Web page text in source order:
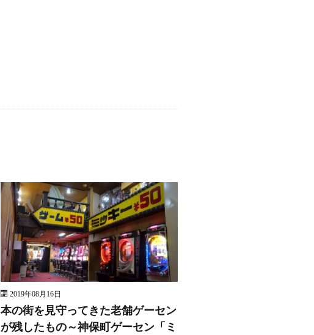
2019年08月16日
本の街を見守ってきた老舗ゲーセン
が残したもの～神保町ゲーセン「ミ